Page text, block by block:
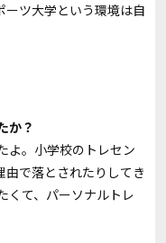
ーツ大学という環境は自
か？
よ。小学校のトレセン
由で落とされたりしてき
くて、パーソナルトレ